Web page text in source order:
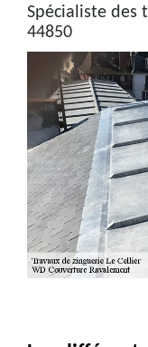
Spécialiste des
44850